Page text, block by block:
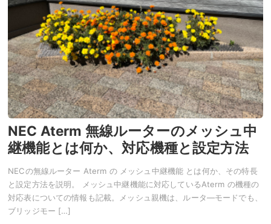
NEC Aterm 無線ルーターのメッシュ中
継機能とは何か、対応機種と設定方法
NECの無線ルーター Aterm の メッシュ中継機能 とは何か、その特長
と設定方法を説明。 メッシュ中継機能に対応しているAterm の機種の
対応表についての情報も記載。メッシュ親機は、ルータ―モードでも、
ブリッジモー […]